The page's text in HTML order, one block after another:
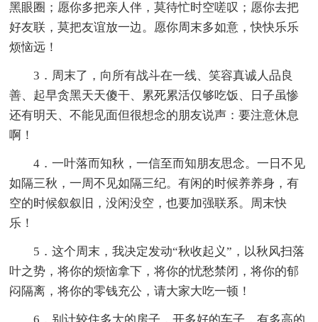
黑眼圈；愿你多把亲人伴，莫待忙时空嗟叹；愿你去把
好友联，莫把友谊放一边。愿你周末多如意，快快乐乐
烦恼远！
3．周末了，向所有战斗在一线、笑容真诚人品良
善、起早贪黑天天傻干、累死累活仅够吃饭、日子虽惨
还有明天、不能见面但很想念的朋友说声：要注意休息
啊！
4．一叶落而知秋，一信至而知朋友思念。一日不见
如隔三秋，一周不见如隔三纪。有闲的时候养养身，有
空的时候叙叙旧，没闲没空，也要加强联系。周末快
乐！
5．这个周末，我决定发动“秋收起义”，以秋风扫落
叶之势，将你的烦恼拿下，将你的忧愁禁闭，将你的郁
闷隔离，将你的零钱充公，请大家大吃一顿！